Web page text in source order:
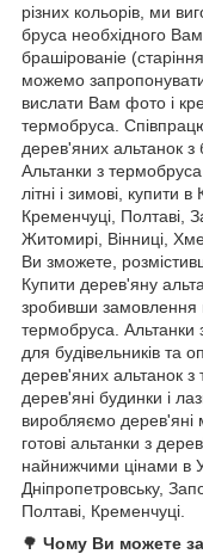
різних кольорів, ми
бруса необхідного
брашірованіе
можемо запропонувати
вислати Вам фото і
термобруса.
дерев'яних альтанок з
Альтанки з термобруса
літні і зимові, купити
Кременчуці, Полтаві,
Житомирі, Вінниці,
Ви зможете,
Купити дерев'яну
зробивши замовлення
термобруса. Альтанки
для будівельників та
дерев'яних альтанок
дерев'яні будинки і
виробляємо дерев'яні
готові альтанки з
найнижчими цінами в
Дніпропетровську,
Полтаві, Кременчуці.
🌳 Чому Ви можете